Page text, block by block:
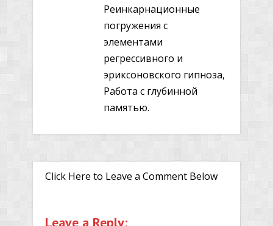
Реинкарнационные
погружения с
элементами
регрессивного и
эриксоновского гипноза,
Работа с глубинной
памятью.
Click Here to Leave a Comment Below
Leave a Reply: